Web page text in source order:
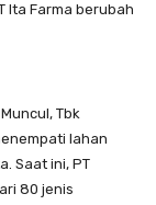
Ita Farma berubah
Tbk
lahan
Saat ini, PT
80 jenis